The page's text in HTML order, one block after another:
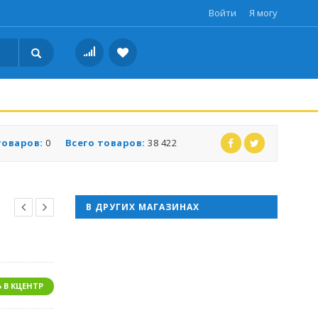
Войти Я могу
Всего товаров: 38 422
0
В КЦЕНТР
В ДРУГИХ МАГАЗИНАХ